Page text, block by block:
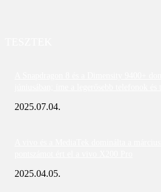
2025.07.04.
2025.04.05.